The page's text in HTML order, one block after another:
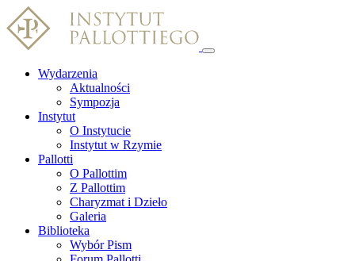
Wydarzenia
Aktualności
Sympozja
Instytut
O Instytucie
Instytut w Rzymie
Pallotti
O Pallottim
Z Pallottim
Charyzmat i Dzieło
Galeria
Biblioteka
Wybór Pism